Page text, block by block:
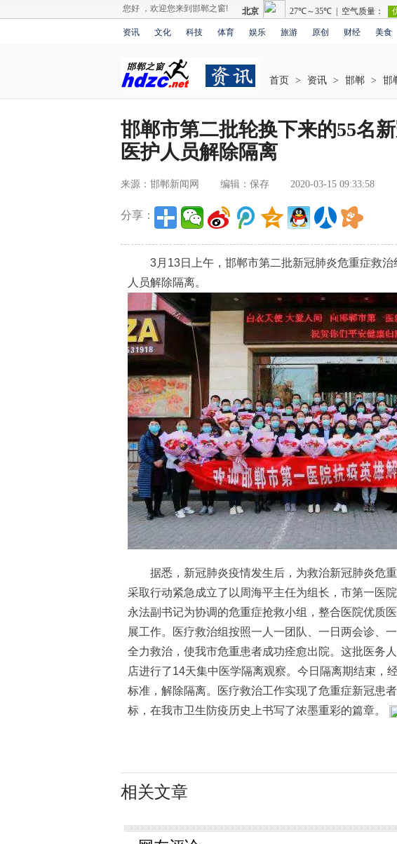
您好 ，欢迎您来到邯郸之窗!
资讯 文化 科技 体育 娱乐 旅游 原创 财经 美食
首页 > 资讯 > 邯郸 > 邯
邯郸市第二批轮换下来的55名
医护人员解除隔离
来源：邯郸新闻网 编辑：保存 2020-03-15 09:33:58
分享：
3月13日上午，邯郸市第二批新冠肺炎危重症救治
人员解除隔离。
据悉，新冠肺炎疫情发生后，为救治新冠肺炎危重
采取行动紧急成立了以周海平主任为组长，市第一医
永法副书记为协调的危重症抢救小组，整合医院优质
展工作。医疗救治组按照一人一团队、一日两会诊、
全力救治，使我市危重患者成功痊愈出院。这批医务
店进行了14天集中医学隔离观察。今日隔离期结束，
标准，解除隔离。医疗救治工作实现了危重症新冠患
标，在我市卫生防疫历史上书写了浓墨重彩的篇章。
相关文章